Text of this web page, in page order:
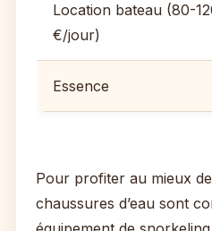
Location bateau (80-
€/jour)
Essence
Pour profiter au mieux
chaussures d’eau sont